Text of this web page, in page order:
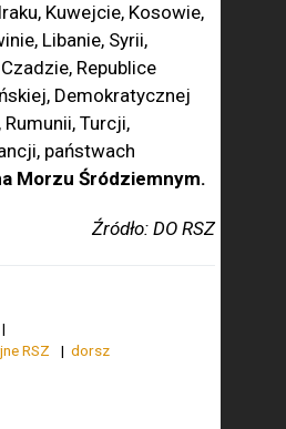
Kuwejcie, Kosowie,
Libanie, Syrii,
Republice
Demokratycznej
Rumunii, Turcji,
państwach
Morzu Śródziemnym.
Źródło: DO RSZ
RSZ
dorsz